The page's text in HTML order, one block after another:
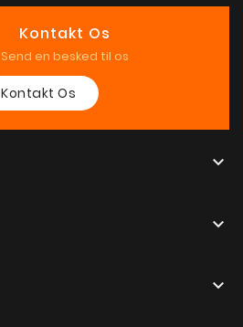
Kontakt Os
Send en besked til os
Kontakt Os


